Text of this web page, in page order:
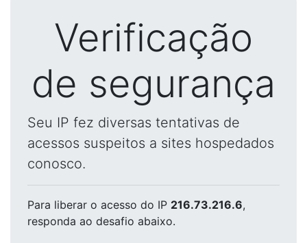
Verificação
de segurança
Seu IP fez diversas tentativas de
acessos suspeitos a sites hospedados
conosco.
Para liberar o acesso do IP 216.73.216.6,
responda ao desafio abaixo.